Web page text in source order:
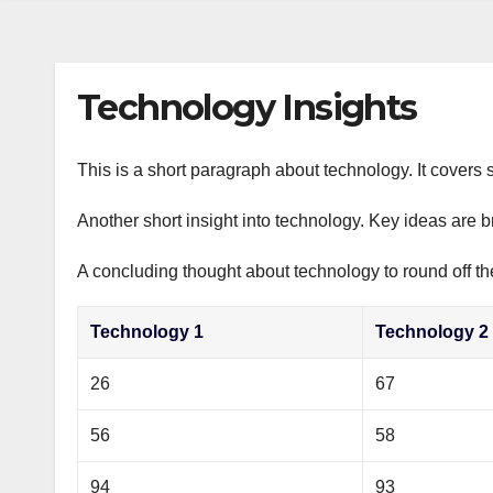
Technology Insights
This is a short paragraph about technology. It covers
Another short insight into technology. Key ideas are
A concluding thought about technology to round off
Technology 1 Technology 2
26 67
56 58
94 93